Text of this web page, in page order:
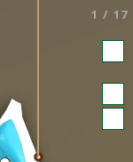
1 / 17